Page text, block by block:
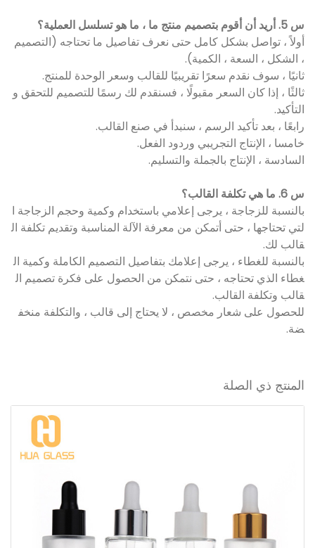
س 5. أريد أن أقوم بتصميم منتج ما ، ما هو تسلسل العملية؟
أولاً ، تواصل بشكل كامل حتى نعرف تفاصيل ما تحتاجه (التصميم
، الشكل ، السعة ، الكمية).
ثانيًا ، سوف نقدم سعرًا تقريبيًا للقالب وسعر الوحدة للمنتج.
ثالثًا ، إذا كان السعر مقبولًا ، فسنقدم لك رسمًا للتصميم للتحقق و
التأكيد.
رابعًا ، بعد تأكيد الرسم ، سنبدأ في صنع القالب.
خامسا ، الإنتاج التجريبي وردود الفعل.
السادسة ، الإنتاج بالجملة والتسليم.
س 6. ما هي تكلفة القالب؟
بالنسبة للزجاجة ، يرجى إعلامي باستخدام وكمية وحجم الزجاجة ا
لتي تحتاجها ، حتى أتمكن من معرفة الآلة المناسبة وتقديم تكلفة ال
قالب لك.
بالنسبة للغطاء ، يرجى إعلامك بتفاصيل التصميم الكاملة وكمية ال
غطاء الذي تحتاجه ، حتى نتمكن من الحصول على فكرة تصميم ال
قالب وتكلفة القالب.
للحصول على شعار مخصص ، لا يحتاج إلى قالب ، والتكلفة منخف
ضة.
المنتج ذي الصلة